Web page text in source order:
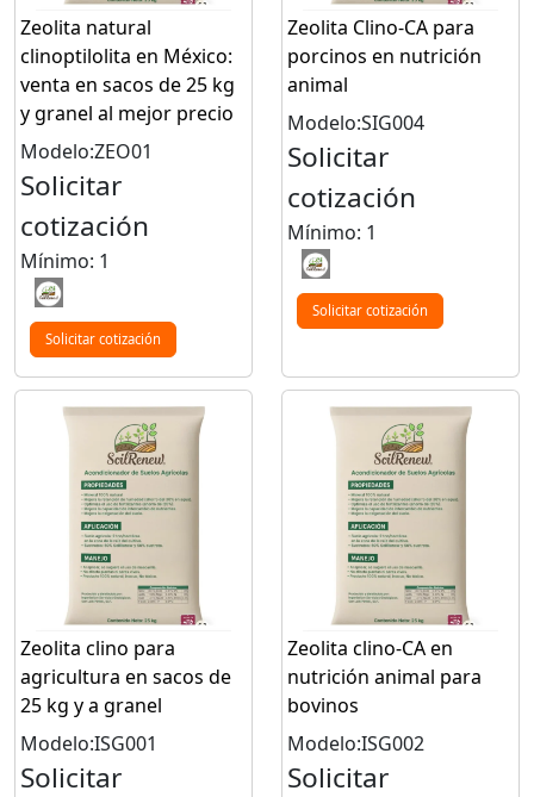
Zeolita natural
clinoptilolita en México:
venta en sacos de 25 kg
y granel al mejor precio
Modelo:ZEO01
Solicitar
cotización
Mínimo: 1
Solicitar cotización
Zeolita Clino-CA para
porcinos en nutrición
animal
Modelo:SIG004
Solicitar
cotización
Mínimo: 1
Solicitar cotización
Zeolita clino para
agricultura en sacos de
25 kg y a granel
Modelo:ISG001
Solicitar
Zeolita clino-CA en
nutrición animal para
bovinos
Modelo:ISG002
Solicitar